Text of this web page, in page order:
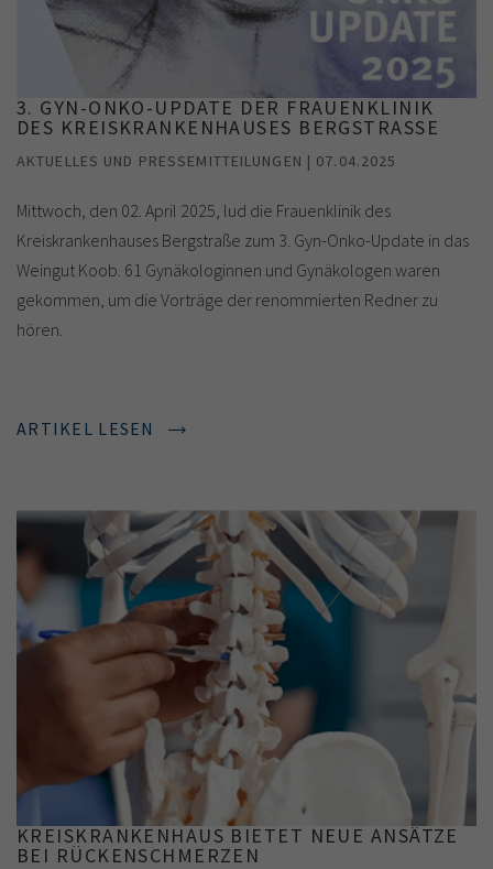
3. GYN-ONKO-UPDATE DER FRAUENKLINIK
DES KREISKRANKENHAUSES BERGSTRASSE
AKTUELLES UND PRESSEMITTEILUNGEN | 07.04.2025
Mittwoch, den 02. April 2025, lud die Frauenklinik des
Kreiskrankenhauses Bergstraße zum 3. Gyn-Onko-Update in das
Weingut Koob. 61 Gynäkologinnen und Gynäkologen waren
gekommen, um die Vorträge der renommierten Redner zu
hören.
ARTIKEL LESEN
KREISKRANKENHAUS BIETET NEUE ANSÄTZE
BEI RÜCKENSCHMERZEN